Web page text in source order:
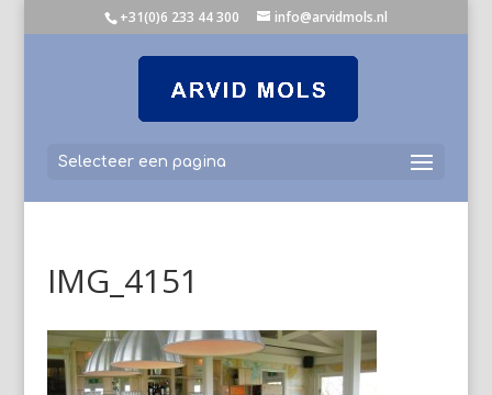
+31(0)6 233 44 300 info@arvidmols.nl
Selecteer een pagina
IMG_4151